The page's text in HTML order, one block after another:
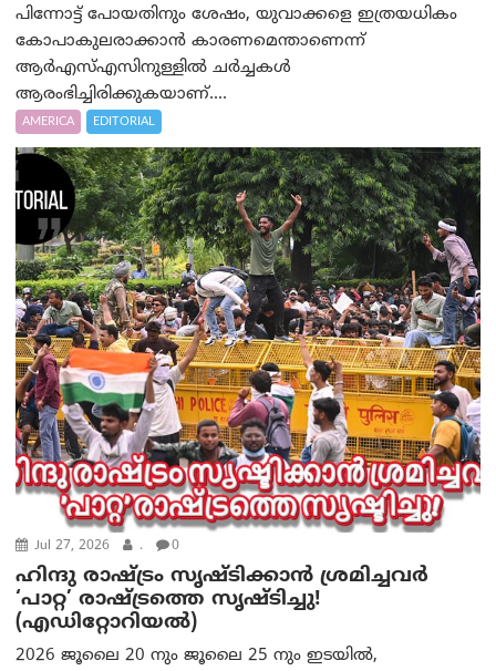
പിന്നോട്ട് പോയതിനും ശേഷം, യുവാക്കളെ ഇത്രയധികം
കോപാകുലരാക്കാൻ കാരണമെന്താണെന്ന്
ആർ‌എസ്‌എസിനുള്ളിൽ ചർച്ചകൾ
ആരംഭിച്ചിരിക്കുകയാണ്....
AMERICA EDITORIAL
Jul 27, 2026 . 0
ഹിന്ദു രാഷ്ട്രം സൃഷ്ടിക്കാൻ ശ്രമിച്ചവര്‍
‘പാറ്റ’ രാഷ്ട്രത്തെ സൃഷ്ടിച്ചു!
(എഡിറ്റോറിയല്‍)
2026 ജൂലൈ 20 നും ജൂലൈ 25 നും ഇടയിൽ,